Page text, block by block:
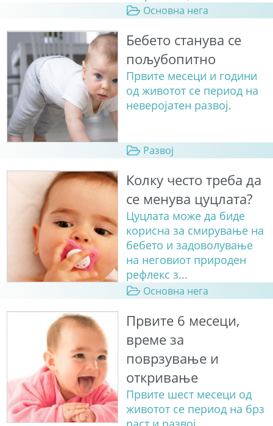
Основна нега
Бебето станува сe
пољубопитно
Првите месеци и години
од животот се период на
неверојатен развој.
Развој
Колку често треба да
се менува цуцлата?
Цуцлата може да биде
корисна за смирување на
бебето и задоволување
на неговиот природен
рефлекс з...
Основна нега
Првите 6 месеци,
време за
поврзување и
откривање
Првите шест месеци од
животот се период на брз